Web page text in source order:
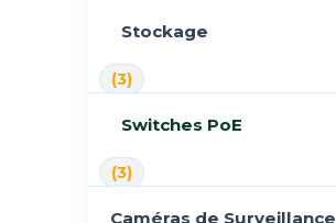
Stockage
(3)
Switches PoE
(3)
Caméras de Surveillance